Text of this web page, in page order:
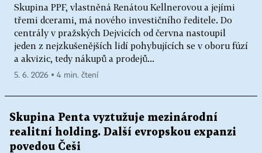
Skupina PPF, vlastněná Renátou Kellnerovou a jejími
třemi dcerami, má nového investičního ředitele. Do
centrály v pražských Dejvicích od června nastoupil
jeden z nejzkušenějších lidí pohybujících se v oboru fúzí
a akvizic, tedy nákupů a prodejů...
5. 6. 2026 ▪ 4 min. čtení
Skupina Penta vyztužuje mezinárodní
realitní holding. Další evropskou expanzi
povedou Češi